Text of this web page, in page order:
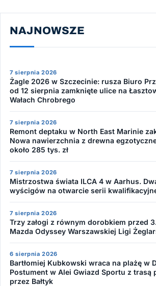
NAJNOWSZE
7 sierpnia 2026
Żagle 2026 w Szczecinie: rusza Biuro
od 12 sierpnia zamknięte ulice na
Wałach Chrobrego
7 sierpnia 2026
Remont deptaku w North East Marinie
Nowa nawierzchnia z drewna
około 285 tys. zł
7 sierpnia 2026
Mistrzostwa świata ILCA 4 w Aarhus.
wyścigów na otwarcie serii
7 sierpnia 2026
Trzy załogi z równym dorobkiem przed
Mazda Odyssey Warszawskiej Ligi
6 sierpnia 2026
Bartłomiej Kubkowski wraca na plażę w
Postument w Alei Gwiazd Sportu z trasą
przez Bałtyk